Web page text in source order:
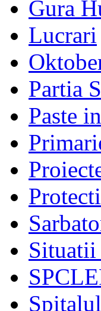
Gura
Lucrari
Partia
Paste
Situatii